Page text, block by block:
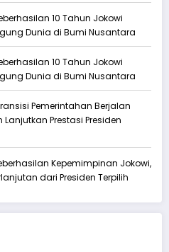
10 Tahun Jokowi
Dunia di Bumi Nusantara
10 Tahun Jokowi
Dunia di Bumi Nusantara
Pemerintahan Berjalan
Prestasi Presiden
Kepemimpinan Jokowi,
dari Presiden Terpilih